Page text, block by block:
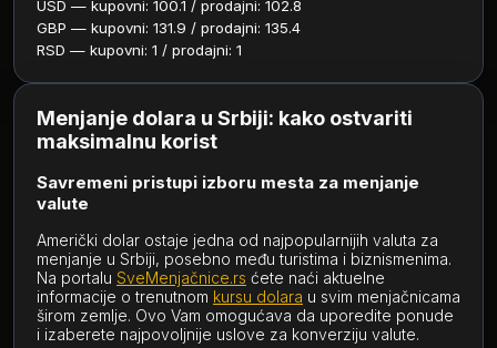
USD — kupovni: 100.1 / prodajni: 102.8
GBP — kupovni: 131.9 / prodajni: 135.4
RSD — kupovni: 1 / prodajni: 1
Menjanje dolara u Srbiji: kako ostvariti
maksimalnu korist
Savremeni pristupi izboru mesta za menjanje
valute
Američki dolar ostaje jedna od najpopularnijih valuta za
menjanje u Srbiji, posebno među turistima i biznismenima.
Na portalu SveMenjačnice.rs ćete naći aktuelne
informacije o trenutnom kursu dolara u svim menjačnicama
širom zemlje. Ovo Vam omogućava da uporedite ponude
i izaberete najpovoljnije uslove za konverziju valute.